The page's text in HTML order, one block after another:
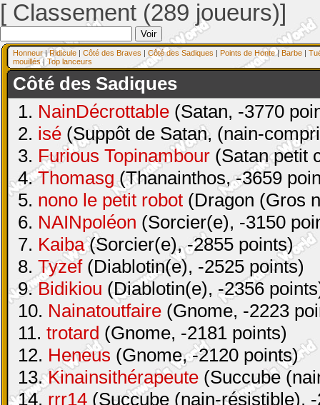
[ Classement (289 joueurs)]
Honneur|Ridicule | Côté des Braves | Côté des Sadiques | Points de Honte| Barbe |
mouillés| Top lanceurs
Côté des Sadiques
1. NainDécrottable (Satan, -3770
2. isé (Suppôt de Satan, (nain-
3. Furious Topinambour (Satan petit
4.Thomasg(Thanainthos, -3659
5. nono le petit robot (Dragon (Gros
6. NAINpoléon (Sorcier(e), -3150
7. Kaiba(Sorcier(e), -2855 points)
8. Tyzef(Diablotin(e), -2525 points)
9.Bidikiou (Diablotin(e), -2356
10. Nainatoutfaire (Gnome, -2223
11. trotard (Gnome, -2181 points)
12. Heneus (Gnome, -2120 points)
13.Kinainsithérapeute (Succube
14. rrr14 (Succube (nain-résistible),